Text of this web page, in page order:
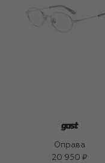
Оправа
20 950 ₽